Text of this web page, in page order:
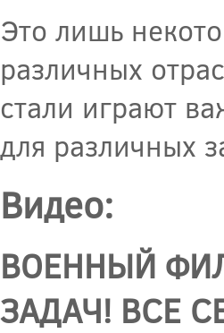
Это лишь
различных
стали играют
для различных
Видео:
ВОЕННЫЙ
ЗАДАЧ! ВСЕ